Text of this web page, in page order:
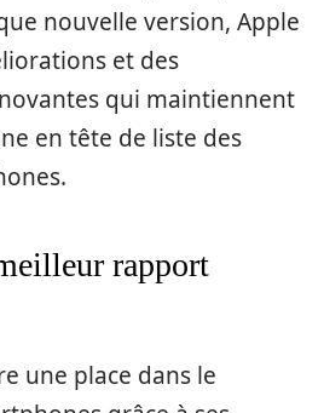
nouvelle version, Apple
et des
qui maintiennent
en tête de liste des
rapport
une place dans le